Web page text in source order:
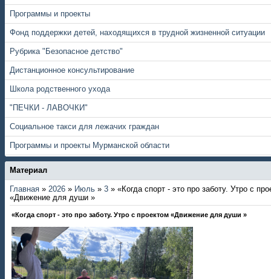
Программы и проекты
Фонд поддержки детей, находящихся в трудной жизненной ситуации
Рубрика "Безопасное детство"
Дистанционное консультирование
Школа родственного ухода
"ПЕЧКИ - ЛАВОЧКИ"
Социальное такси для лежачих граждан
Программы и проекты Мурманской области
Материал
Главная » 2026 » Июль » 3 » «Когда спорт - это про заботу. Утро с
«Движение для души »
«Когда спорт - это про заботу. Утро с проектом «Движение для души »